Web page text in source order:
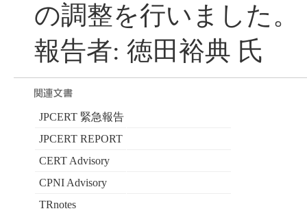
の調整を行いました。
報告者: 徳田裕典 氏
JPCERT 緊急報告
JPCERT REPORT
CERT Advisory
CPNI Advisory
TRnotes